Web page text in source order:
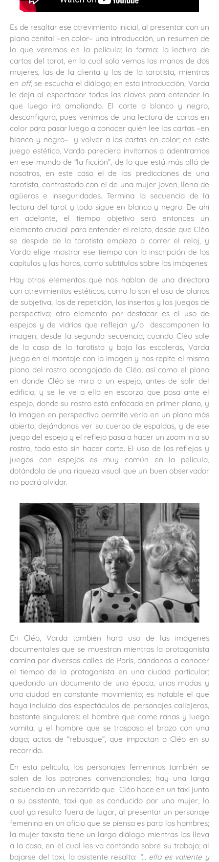
Es de resaltar ese atrevimiento inicial, al presentar con un
plano cenital –en color– una introducción, un resumen de
lo que veremos en la película; la forma: la lectura de
cartas del tarot, en la cual solo vemos las manos de dos
mujeres, las de la clienta y las de la tarotista, mientras
en off, se escucha el diálogo; en esta introducción, Varda
le deja al espectador todas las claves para entender lo
que luego irá ampliando. El corte a blanco y negro,
desconfigura, pues venimos de una lectura de cartas en
color para pasar luego a conocer quién lee las cartas ­–en
blanco y negro– y volver a las cartas en color; en este
juego estético, Varda pareciera invitarnos a adentrarnos
en ese mundo de “la ficción”, de lo que está más allá de
nosotros, en este caso el de las predicciones de una
tarotista, contrastado con el de una mujer joven, llena de
agüeros e inseguridades. Termina la secuencia de la
lectura del tarot y todo sigue en blanco y negro. De ahí
en adelante, el tiempo objetivo será entonces un
elemento crucial para entender el relato, desde que Cléo
se despide de la tarotista empieza a correr el reloj, y
Varda elige mostrar ese tiempo con la inscripción de los
capítulos y las horas, como subtítulos sobre las imágenes.
Hay otros elementos que nos hablan de una directora
con atrevimientos estéticos, como lo son el uso de planos
de subjetiva, los de repetición, los insertos y los juegos de
perspectiva; otro elemento por destacar es el uso de
espejos y de vidrios que reflejan y/o descomponen la
imagen; desde la segunda secuencia, cuando Cléo sale
de la casa de la tarotista y baja las escaleras, Varda
juega en el montaje con la imagen y nos repite el mismo
plano del rostro acongojado de Cléo; así como el plano
en donde Cléo se mira a un espejo, antes de salir del
edificio, y se le ve a ella en escorzo que posa ante el
espejo, donde su rostro está enfocado en primer plano, y
la imagen en perspectiva permite verla en un plano más
abierto, dejándonos ver su cuerpo de espaldas, y de ese
juego del espejo y el reflejo pasa a hacer un zoom in a su
rostro, todo esto sin hacer corte. El uso de los reflejos y
juegos con espejos es muy común en la película,
dotándola de una riqueza visual que un buen observador
no podrá olvidar.
En Cléo, Varda también hará uso de las imágenes
documentales que se muestran mientras la protagonista
camina por diversas calles de París, dándonos a conocer
el tiempo de la protagonista en una ciudad particular;
quedando un documento de una época, unas modas y
una ciudad en constante movimiento; es notable el que
haya incluido dos espectáculos de personajes callejeros,
bastante singulares: el hombre que come ranas y luego
vomita, y el hombre que se traspasa el brazo con una
daga; actos de “rebusque”, que impactan a Cléo en su
recorrido.
En esta película, los personajes femeninos también se
salen de los patrones convencionales; hay una larga
secuencia en un recorrido que Cléo hace en un taxi junto
a su asistente, taxi que es conducido por una mujer, lo
cual ya resulta fuera de lugar, al presentar un personaje
femenino en un oficio que se piensa es para los hombres;
la mujer taxista tiene un largo diálogo mientras las lleva
a la casa, en el cual les va contando sobre su trabajo; al
bajarse del taxi, la asistente resalta: “… ella es valiente y